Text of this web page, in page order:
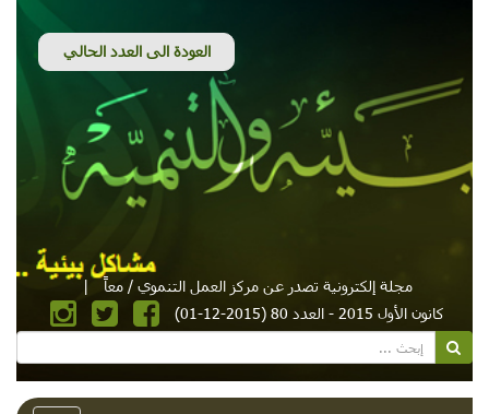
مجلة إلكترونية تصدر عن مركز العمل التنموي / معاً
|
كانون الأول 2015 - العدد 80 (2015-12-01)